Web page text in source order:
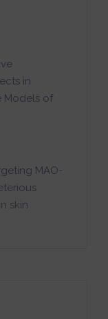
in
Models of
MAO-
skin